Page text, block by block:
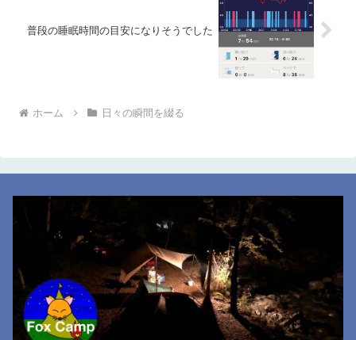
普段の睡眠時間の目安になりそうでした
ホーム 日々の瞬間を綴る